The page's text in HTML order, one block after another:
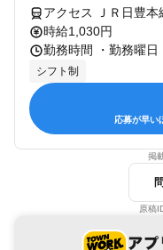
時給1,030円
シフト制
応募が早い
掲
原稿